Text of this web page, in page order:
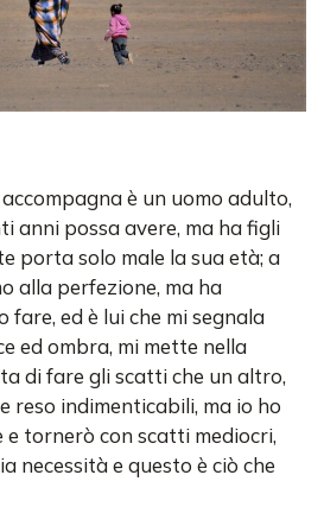
è un uomo adulto,
anni possa avere, ma ha figli
porta solo male la sua età; a
alla perfezione, ma ha
fare, ed è lui che mi segnala
ed ombra, mi mette nella
di fare gli scatti che un altro,
reso indimenticabili, ma io ho
e tornerò con scatti mediocri,
necessità e questo è ciò che